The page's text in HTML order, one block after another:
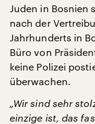
Juden in Bosnien
nach der
Jahrhunderts in
Büro von
keine Polizei
überwachen.
„Wir sind sehr
einzige ist, das